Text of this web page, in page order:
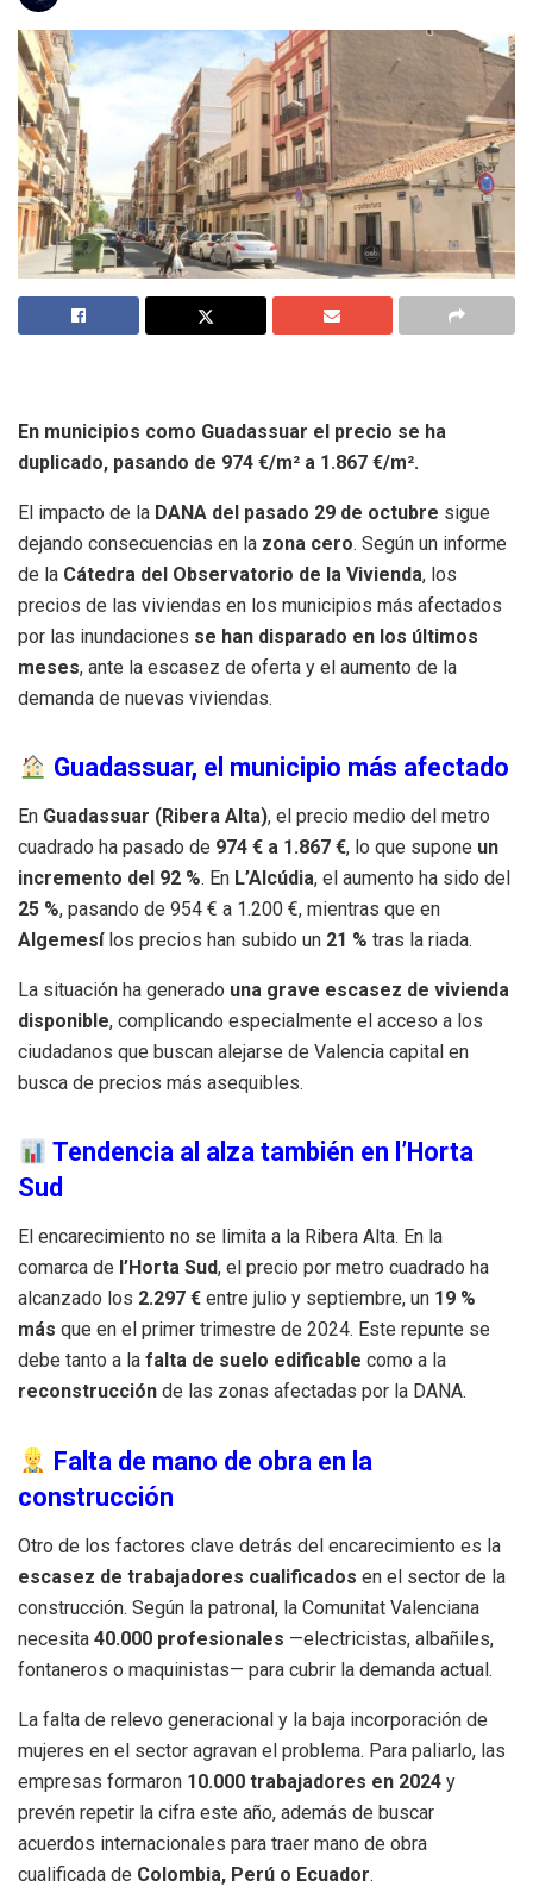
En municipios como Guadassuar el precio se ha
duplicado, pasando de 974 €/m² a 1.867 €/m².
El impacto de la DANA del pasado 29 de octubre sigue
dejando consecuencias en la zona cero. Según un informe
de la Cátedra del Observatorio de la Vivienda, los
precios de las viviendas en los municipios más afectados
por las inundaciones se han disparado en los últimos
meses, ante la escasez de oferta y el aumento de la
demanda de nuevas viviendas.
Guadassuar, el municipio más afectado
En Guadassuar (Ribera Alta), el precio medio del metro
cuadrado ha pasado de 974 € a 1.867 €, lo que supone un
incremento del 92 %. En L’Alcúdia, el aumento ha sido del
25 %, pasando de 954 € a 1.200 €, mientras que en
Algemesílos precios han subido un 21 % tras la riada.
La situación ha generado una grave escasez de vivienda
disponible, complicando especialmente el acceso a los
ciudadanos que buscan alejarse de Valencia capital en
busca de precios más asequibles.
Tendencia al alza también en l’Horta
Sud
El encarecimiento no se limita a la Ribera Alta. En la
comarca de l’Horta Sud, el precio por metro cuadrado ha
alcanzado los 2.297 € entre julio y septiembre, un 19 %
más que en el primer trimestre de 2024. Este repunte se
debe tanto a la falta de suelo edificable como a la
reconstrucción de las zonas afectadas por la DANA.
Falta de mano de obra en la
construcción
Otro de los factores clave detrás del encarecimiento es la
escasez de trabajadores cualificados en el sector de la
construcción. Según la patronal, la Comunitat Valenciana
necesita 40.000 profesionales —electricistas, albañiles,
fontaneros o maquinistas— para cubrir la demanda actual.
La falta de relevo generacional y la baja incorporación de
mujeres en el sector agravan el problema. Para paliarlo, las
empresas formaron 10.000 trabajadores en 2024 y
prevén repetir la cifra este año, además de buscar
acuerdos internacionales para traer mano de obra
cualificada de Colombia, Perú o Ecuador.